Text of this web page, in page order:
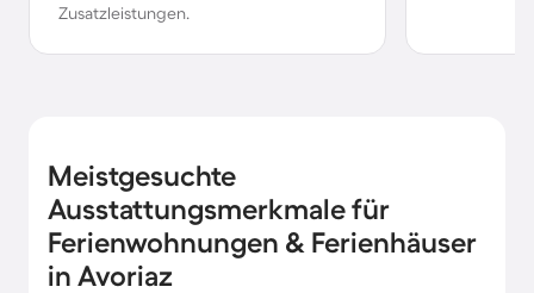
Zusatzleistungen.
Meistgesuchte
Ausstattungsmerkmale für
Ferienwohnungen & Ferienhäuser
in Avoriaz